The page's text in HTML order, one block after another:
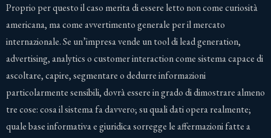
Proprio per questo il caso merita di essere letto non come curiosità
americana, ma come avvertimento generale per il mercato
internazionale. Se un’impresa vende un tool di lead generation,
advertising, analytics o customer interaction come sistema capace di
ascoltare, capire, segmentare o dedurre informazioni
particolarmente sensibili, dovrà essere in grado di dimostrare almeno
tre cose: cosa il sistema fa davvero; su quali dati opera realmente;
quale base informativa e giuridica sorregge le affermazioni fatte a